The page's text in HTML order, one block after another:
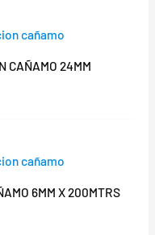
CAÑAMO 24MM
6MM X 200MTRS